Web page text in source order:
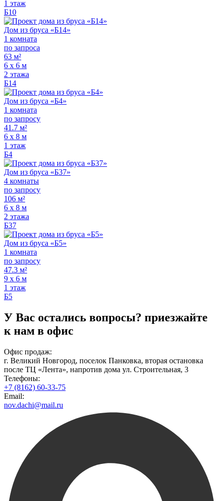
1 этаж
Б10
Дом из бруса «Б14»
1 комната
по запроса
63 м²
6 х 6 м
2 этажа
Б14
Дом из бруса «Б4»
1 комната
по запросу
41.7 м²
6 х 8 м
1 этаж
Б4
Дом из бруса «Б37»
4 комнаты
по запросу
106 м²
6 х 8 м
2 этажа
Б37
Дом из бруса «Б5»
1 комната
по запросу
47.3 м²
9 x 6 м
1 этаж
Б5
У Вас остались вопросы? приезжайте
к нам в офис
Офис продаж:
г. Великий Новгород, поселок Панковка, вторая остановка
после ТЦ «Лента», напротив дома ул. Строительная, 3
Телефоны:
+7 (8162) 60-33-75
Email:
nov.dachi@mail.ru